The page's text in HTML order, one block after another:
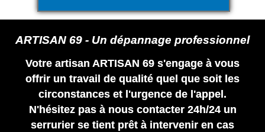
ARTISAN 69 - Un dépannage professionnel
Votre artisan ARTISAN 69 s'engage à vous
offrir un travail de qualité quel que soit les
circonstances et l'urgence de l'appel.
N'hésitez pas à nous contacter 24h/24 un
serrurier se tient prêt à intervenir en cas